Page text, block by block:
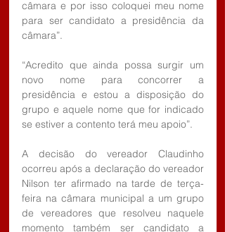
câmara e por isso coloquei meu nome
para ser candidato a presidência da
câmara”.
“Acredito que ainda possa surgir um
novo nome para concorrer a
presidência e estou a disposição do
grupo e aquele nome que for indicado
se estiver a contento terá meu apoio”.
A decisão do vereador Claudinho
ocorreu após a declaração do vereador
Nilson ter afirmado na tarde de terça-
feira na câmara municipal a um grupo
de vereadores que resolveu naquele
momento também ser candidato a